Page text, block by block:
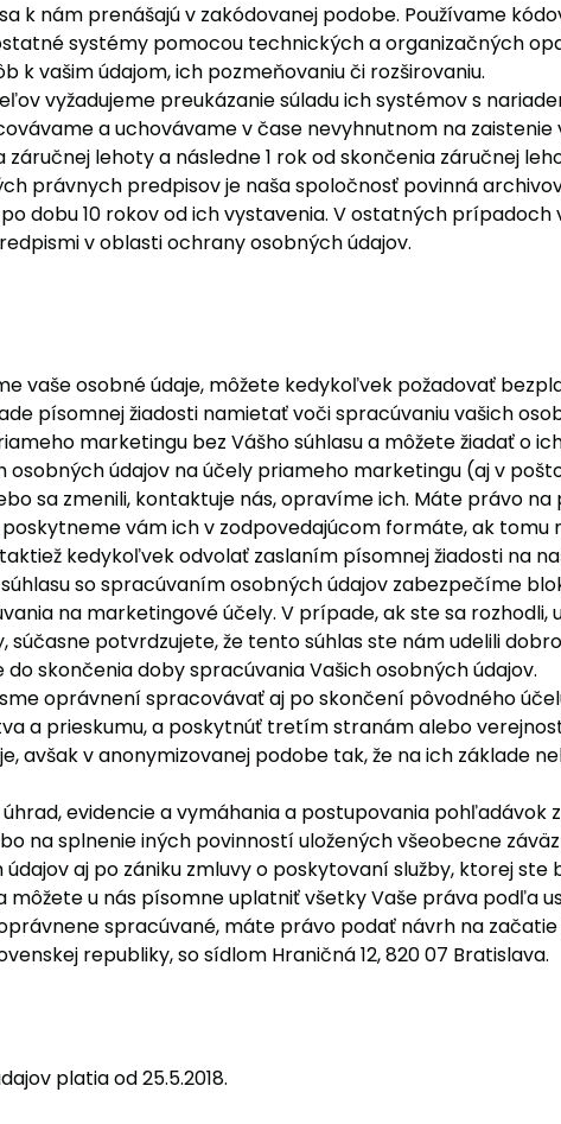
k nám prenášajú v zakódovanej podobe. Používame
systémy pomocou technických a organizačných
k vašim údajom, ich pozmeňovaniu či rozširovaniu.
vyžadujeme preukázanie súladu ich systémov s
a uchovávame v čase nevyhnutnom na
záručnej lehoty a následne 1 rok od skončenia záručnej
právnych predpisov je naša spoločnosť povinná
dobu 10 rokov od ich vystavenia. V ostatných
v oblasti ochrany osobných údajov.
vaše osobné údaje, môžete kedykoľvek požadovať
písomnej žiadosti namietať voči spracúvaniu vašich
marketingu bez Vášho súhlasu a môžete žiadať o
osobných údajov na účely priameho marketingu (aj v
sa zmenili, kontaktuje nás, opravíme ich. Máte právo
vám ich v zodpovedajúcom formáte, ak tomu
kedykoľvek odvolať zaslaním písomnej žiadosti na
so spracúvaním osobných údajov zabezpečíme
na marketingové účely. V prípade, ak ste sa rozhodli,
súčasne potvrdzujete, že tento súhlas ste nám udelili
skončenia doby spracúvania Vašich osobných údajov.
oprávnení spracovávať aj po skončení pôvodného
a prieskumu, a poskytnúť tretím stranám alebo
avšak v anonymizovanej podobe tak, že na ich základe
evidencie a vymáhania a postupovania
na splnenie iných povinností uložených všeobecne
aj po zániku zmluvy o poskytovaní služby, ktorej ste
u nás písomne uplatniť všetky Vaše práva podľa
spracúvané, máte právo podať návrh na
republiky, so sídlom Hraničná 12, 820 07 Bratislava.
platia od 25.5.2018.